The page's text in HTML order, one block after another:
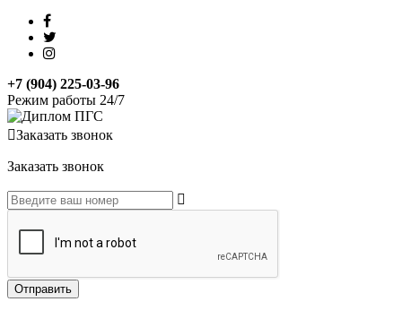
+7 (904) 225-03-96
Режим работы 24/7
Заказать звонок
Заказать звонок